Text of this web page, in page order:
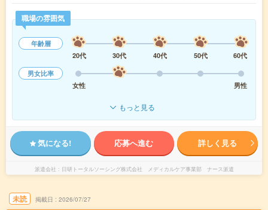
職場の雰囲気
年齢層
20代
30代 40代 50代
60代
男女比率
女性
男性
もっと見る
気になる! 応募へ進む 詳しく見る
派遣会社 日研トータルソーシング株式会社 メディカルケア事業部 ナース派遣
未読 掲載日 2026/07/27